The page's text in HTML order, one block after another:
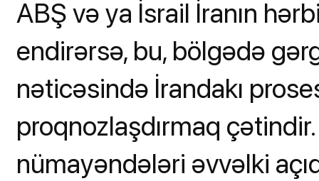
ABŞ və ya İsrail İranın
endirərsə, bu, bölgədə
nəticəsində İrandakı
proqnozlaşdırmaq
nümayəndələri əvvəlki